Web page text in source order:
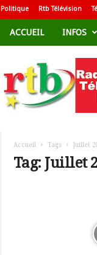
Politique Rtb Télévision
ACCUEIL INFOS
d
i
Accueil Tags Juillet
Tag: Juillet